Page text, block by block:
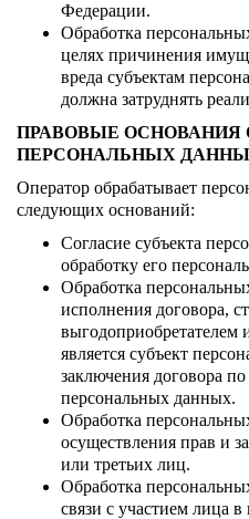
Федерации.
Обработка
целях причинения
вреда субъектам
должна затруднять
ПРАВОВЫЕ ОСНОВАНИЯ
ПЕРСОНАЛЬНЫХ
Оператор обрабатывает
следующих оснований:
Согласие субъекта
обработку его
Обработка
исполнения договора,
выгодоприобретателем
является субъект
заключения договора
персональных данных.
Обработка
осуществления прав и
или третьих лиц.
Обработка
связи с участием лица